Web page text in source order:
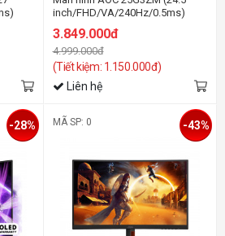
inch/FHD/VA/240Hz/0.5ms)
3.849.000đ
4.999.000đ
(Tiết kiệm: 1.150.000đ)
Liên hệ
-28% MÃ SP: 0 -43%